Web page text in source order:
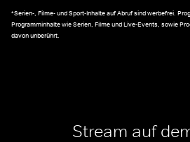
*Serien-, Filme- und Sport-Inhalte auf Abruf sind werbefrei.
Programminhalte wie Serien, Filme und Live-Events, sowie
davon unberührt.
Stream auf